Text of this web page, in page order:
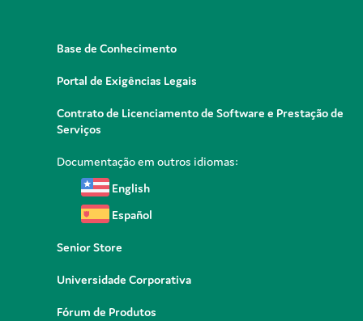
Base de Conhecimento
Portal de Exigências Legais
Contrato de Licenciamento de Software e Prestação de
Serviços
Documentação em outros idiomas:
English
Español
Senior Store
Universidade Corporativa
Fórum de Produtos